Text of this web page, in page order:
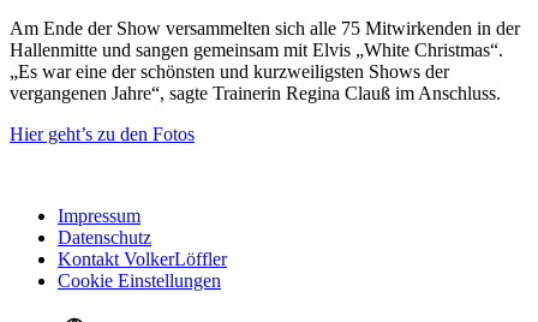
Am Ende der Show versammelten sich alle 75 Mitwirkenden in der
Hallenmitte und sangen gemeinsam mit Elvis „White Christmas“.
„Es war eine der schönsten und kurzweiligsten Shows der
vergangenen Jahre“, sagte Trainerin Regina Clauß im Anschluss.
Hier geht’s zu den Fotos
Impressum
Datenschutz
Kontakt VolkerLöffler
Cookie Einstellungen